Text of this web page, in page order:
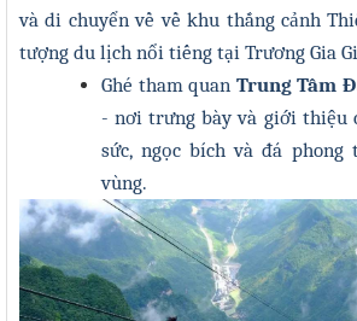
và di chuyển về về khu thắng cảnh
tượng du lịch nổi tiếng tại Trương Gia
Ghé tham quan Trung Tâm
- nơi trưng bày và giới thiệu
sức, ngọc bích và đá phong
vùng.